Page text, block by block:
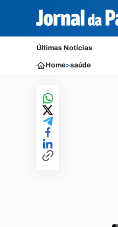
Últimas Notícias
Home>saúde